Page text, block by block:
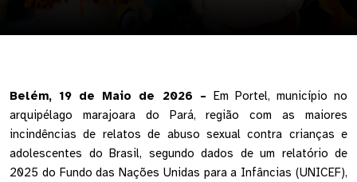
Belém, 19 de Maio de 2026 – Em Portel, município no
arquipélago marajoara do Pará, região com as maiores
incindências de relatos de abuso sexual contra crianças e
adolescentes do Brasil, segundo dados de um relatório de
2025 do Fundo das Nações Unidas para a Infâncias (UNICEF),